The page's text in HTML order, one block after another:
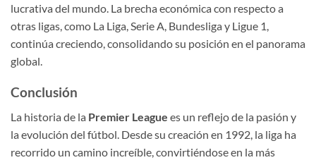
lucrativa del mundo. La brecha económica con respecto a
otras ligas, como La Liga, Serie A, Bundesliga y Ligue 1,
continúa creciendo, consolidando su posición en el panorama
global.
Conclusión
La historia de la Premier League es un reflejo de la pasión y
la evolución del fútbol. Desde su creación en 1992, la liga ha
recorrido un camino increíble, convirtiéndose en la más